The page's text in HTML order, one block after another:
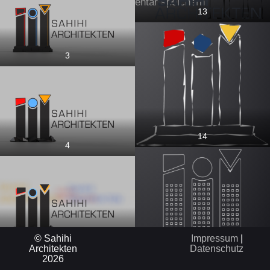
3
4
5
13
14
© Sahihi
Architekten
2026
Impressum|
Datenschutz